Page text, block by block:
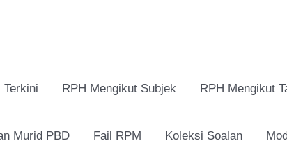
Terkini RPH Mengikut Subjek RPH Mengikut
Murid PBD Fail RPM Koleksi Soalan